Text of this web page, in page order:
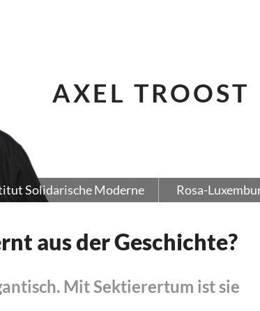
AXEL TROOST
Solidarische Moderne Rosa-
aus der Geschichte?
Mit Sektierertum ist sie